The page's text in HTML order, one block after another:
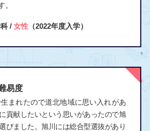
。
/ 女性（2022年度入学）
易度
まれたので道北地域に思い入れがあ
貢献したいという思いがあったので旭
びました。旭川には総合型選抜があり